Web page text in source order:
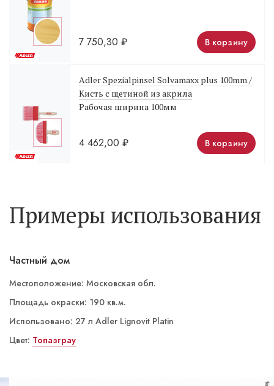
7 750,30 ₽ В корзину
Adler Spezialpinsel Solvamaxx plus 100mm /
Кисть с щетиной из акрила
Рабочая ширина 100мм
4 462,00 ₽ В корзину
Примеры использования
Кварцевый серый
Частный дом
Местоположение: Московская обл.
Площадь окраски: 190 кв.м.
Использовано: 27 л Adler Lignovit Platin
Цвет: Топазграу
ООО «АСК-Строй»
Местоположение: Московская обл.
Площадь окраски: 200 кв.м.
Использовано: 28 л Adler Lignovit Platin
Цвет: спец. цвет
RAL 7021